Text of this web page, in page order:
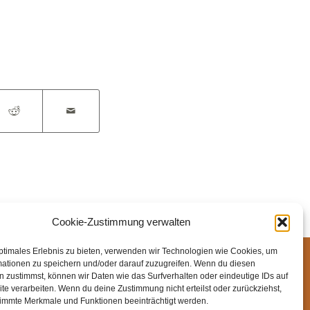
Cookie-Zustimmung verwalten
Erlebnis zu bieten, verwenden wir Technologien wie Cookies, um
zu speichern und/oder darauf zuzugreifen. Wenn du diesen
zustimmst, können wir Daten wie das Surfverhalten oder eindeutige IDs auf
verarbeiten. Wenn du deine Zustimmung nicht erteilst oder zurückziehst,
Merkmale und Funktionen beeinträchtigt werden.
Datenschutz Cookie-Richtlinie (EU)